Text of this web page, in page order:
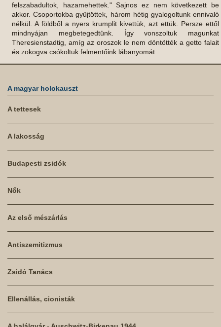
felszabadultok, hazamehettek." Sajnos ez nem következett be
akkor. Csoportokba gyűjtöttek, három hétig gyalogoltunk ennivaló
nélkül. A földből a nyers krumplit kivettük, azt ettük. Persze ettől
mindnyájan megbetegedtünk. Így vonszoltuk magunkat
Theresienstadtig, amíg az oroszok le nem döntötték a getto falait
és zokogva csókoltuk felmentőink lábanyomát.
A magyar holokauszt
A tettesek
A lakosság
Budapesti zsidók
Nők
Az első mészárlás
Antiszemitizmus
Zsidó Tanács
Ellenállás, cionisták